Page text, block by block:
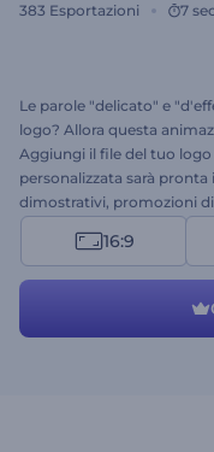
383 Esportazioni 7 sec
Le parole "delicato" e
logo? Allora questa
Aggiungi il file del tuo
personalizzata sarà
dimostrativi, promozioni
molto altro. Dai un tocco
"Cinematic Particle Logo
16:9